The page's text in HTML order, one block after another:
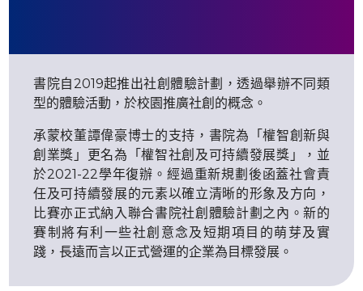
書院自2019起推出社創體驗計劃，透過舉辦不同類
型的體驗活動，於校園推廣社創的概念。
承蒙校董譚偉豪博士的支持，書院為「權智創新與
創業獎」更名為「權智社創及可持續發展獎」，並
於2021-22學年復辦。經過重新規劃後函蓋社會責
任及可持續發展的元素以確立清晰的形象及方向，
比賽亦正式納入聯合書院社創體驗計劃之內。新的
賽制將有利一些社創意念及短期項目的萌芽及實
踐，長遠而言以正式營運的企業為目標發展。